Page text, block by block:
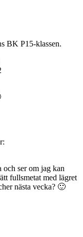
BK P15-klassen.
och ser om jag kan
fullsmetat med lägret
nästa vecka? 🙂